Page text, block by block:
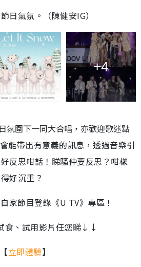
日氣氛。（陳健安IG）
+4
氛圍下一同大合唱，亦歡迎歌迷點
能帶出有意義的訊息，透過音樂引
反思咁話！睇騷仲要反思？咁樣
好沉重？
家節目登錄《U TV》專區！
、試用影片任您睇↓↓
【立即體驗】